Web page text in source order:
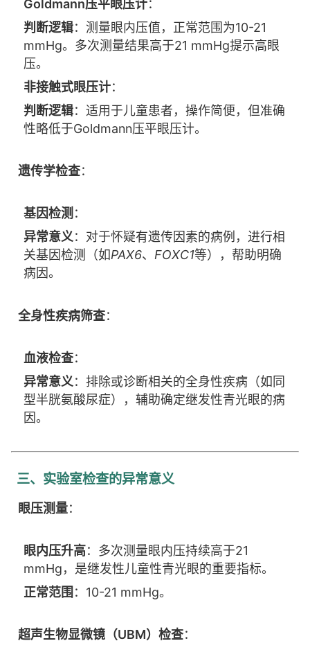
Goldmann压平眼压计：
判断逻辑：测量眼内压值，正常范围为10-21
mmHg。多次测量结果高于21 mmHg提示高眼
压。
非接触式眼压计：
判断逻辑：适用于儿童患者，操作简便，但准确
性略低于Goldmann压平眼压计。
遗传学检查：
基因检测 ：
异常意义：对于怀疑有遗传因素的病例，进行相
关基因检测（如PAX6、 FOXC1等），帮助明确
病因。
全身性疾病筛查：
血液检查：
异常意义：排除或诊断相关的全身性疾病（如同
型半胱氨酸尿症），辅助确定继发性青光眼的病
因。
三、实验室检查的异常意义
眼压测量：
眼内压升高：多次测量眼内压持续高于21
mmHg，是继发性儿童性青光眼的重要指标。
正常范围 ：10-21 mmHg。
超声生物显微镜（UBM）检查：